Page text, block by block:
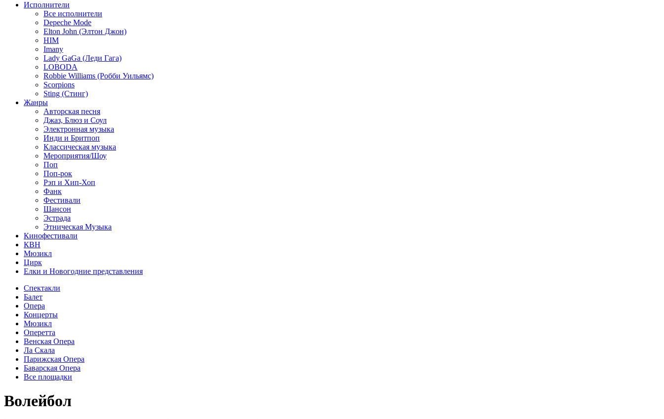
Исполнители
Все исполнители
Depeche Mode
Elton John (Элтон Джон)
HIM
Imany
Lady GaGa (Леди Гага)
LOBODA
Robbie Williams (Робби Уильямс)
Scorpions
Sting (Стинг)
Жанры
Авторская песня
Джаз, Блюз и Соул
Электронная музыка
Инди и Бритпоп
Классическая музыка
Мероприятия/Шоу
Поп
Поп-рок
Рэп и Хип-Хоп
Фанк
Фестивали
Шансон
Эстрада
Этническая Музыка
Кинофестивали
КВН
Мюзикл
Цирк
Елки и Новогодние представления
Спектакли
Балет
Опера
Концерты
Мюзикл
Оперетта
Венская Опера
Ла Скала
Парижская Опера
Баварская Опера
Все площадки
Волейбол